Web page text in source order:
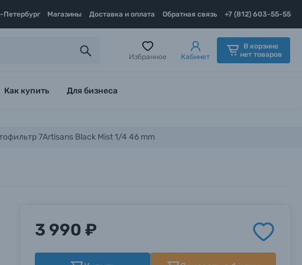
Петербург Магазины Доставка и оплата Обратная связь +7 (812) 603-55-55
Избранное Кабинет
В корзине
нет товаров
Как купить Для бизнеса
7Artisans Black Mist 1/4 46 mm
3 990 ₽